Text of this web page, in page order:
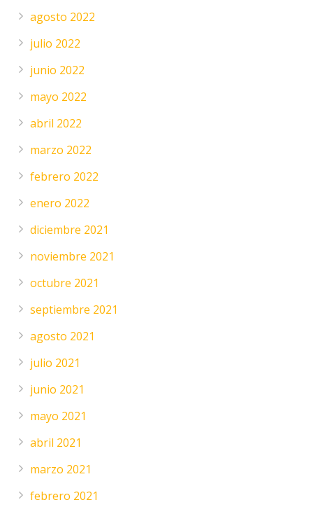
agosto 2022
julio 2022
junio 2022
mayo 2022
abril 2022
marzo 2022
febrero 2022
enero 2022
diciembre 2021
noviembre 2021
octubre 2021
septiembre 2021
agosto 2021
julio 2021
junio 2021
mayo 2021
abril 2021
marzo 2021
febrero 2021